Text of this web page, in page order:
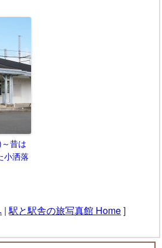
昔は
小洒落
|駅と駅舎の旅写真館 Home]